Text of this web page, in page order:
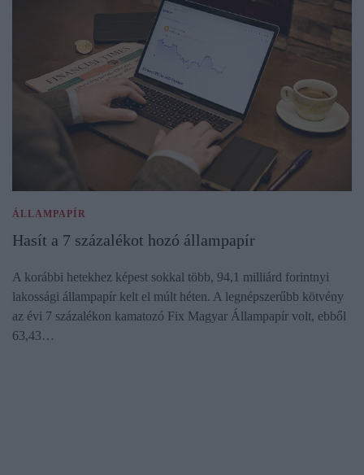
ÁLLAMPAPÍR
Hasít a 7 százalékot hozó állampapír
A korábbi hetekhez képest sokkal több, 94,1 milliárd forintnyi
lakossági állampapír kelt el múlt héten. A legnépszerűbb kötvény
az évi 7 százalékon kamatozó Fix Magyar Állampapír volt, ebből
63,43…